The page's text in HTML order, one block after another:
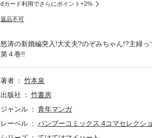
dカード利用でさらにポイント+2%
返品不可
怒涛の新婚編突入!大丈夫?のぞみちゃん!?主婦
第４巻!!
著者
竹本泉
出版社
竹書房
ジャンル
青年マンガ
レーベル
バンブーコミックス 4コマセレクシ